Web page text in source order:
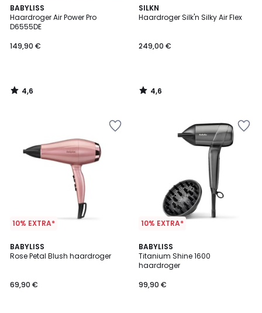
BABYLISS
Haardroger Air Power Pro
D6555DE
149,90 €
4,6
/ 5
4,6
/
SILKN
Haardroger Silk'n Silky Air Flex
249,00 €
4,6
/ 5
4,6
/
10% EXTRA*
BABYLISS
Rose Petal Blush haardroger
69,90 €
4
/
10% EXTRA*
BABYLISS
Titanium Shine 1600
haardroger
99,90 €
4,9
/ 5